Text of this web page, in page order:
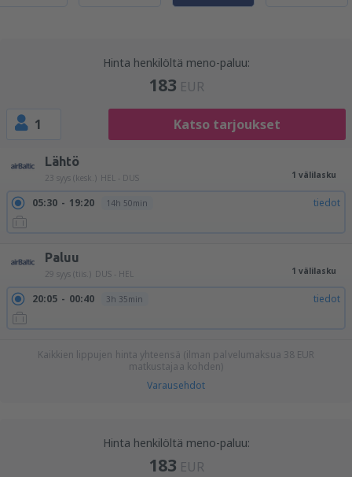
Hinta henkilöltä meno-paluu:
183 EUR
1 Katso tarjoukset
Lähtö
23 syys (kesk.) HEL - DUS 1 välilasku
05:30 19:20 14h 50min tiedot
Paluu
29 syys (tiis.) DUS - HEL 1 välilasku
20:05 00:40 3h 35min tiedot
Kaikkien lippujen hinta yhteensä (ilman palvelumaksua 38 EUR
matkustajaa kohden)
Varausehdot
Hinta henkilöltä meno-paluu:
183 EUR